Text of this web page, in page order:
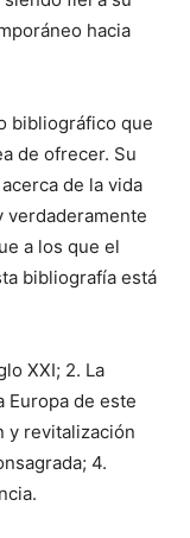
hacia
bibliográfico que
de ofrecer. Su
de la vida
verdaderamente
a los que el
bibliografía está
XXI; 2. La
Europa de este
y revitalización
4.